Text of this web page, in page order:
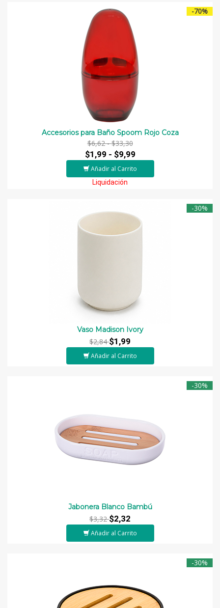
-70%
Accesorios para Baño Spoom Rojo Coza
$6,62 -$33,30
$1,99 - $9,99
Añadir al Carrito
Liquidación
-30%
Vaso Madison Ivory
$2,84$1,99
Añadir al Carrito
-30%
Jabonera Blanco Bambú
$3,32$2,32
Añadir al Carrito
-30%